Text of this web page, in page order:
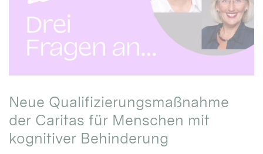
Neue Qualifizierungsmaßnahme
der Caritas für Menschen mit
kognitiver Behinderung